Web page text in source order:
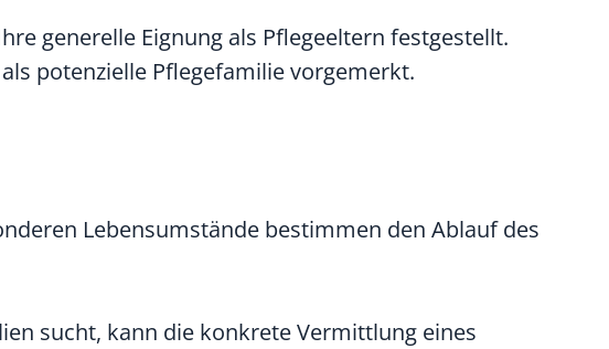
generelle Eignung als Pflegeeltern festgestellt.
potenzielle Pflegefamilie vorgemerkt.
Lebensumstände bestimmen den Ablauf des
sucht, kann die konkrete Vermittlung eines